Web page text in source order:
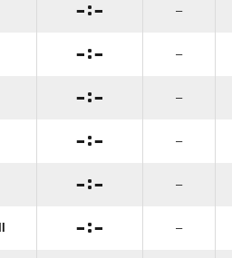
: –
: –
: –
: –
: –
: –